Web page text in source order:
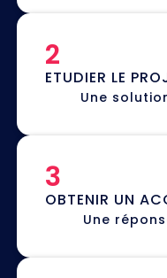
2
ETUDIER LE
Une
3
OBTENIR UN
Une